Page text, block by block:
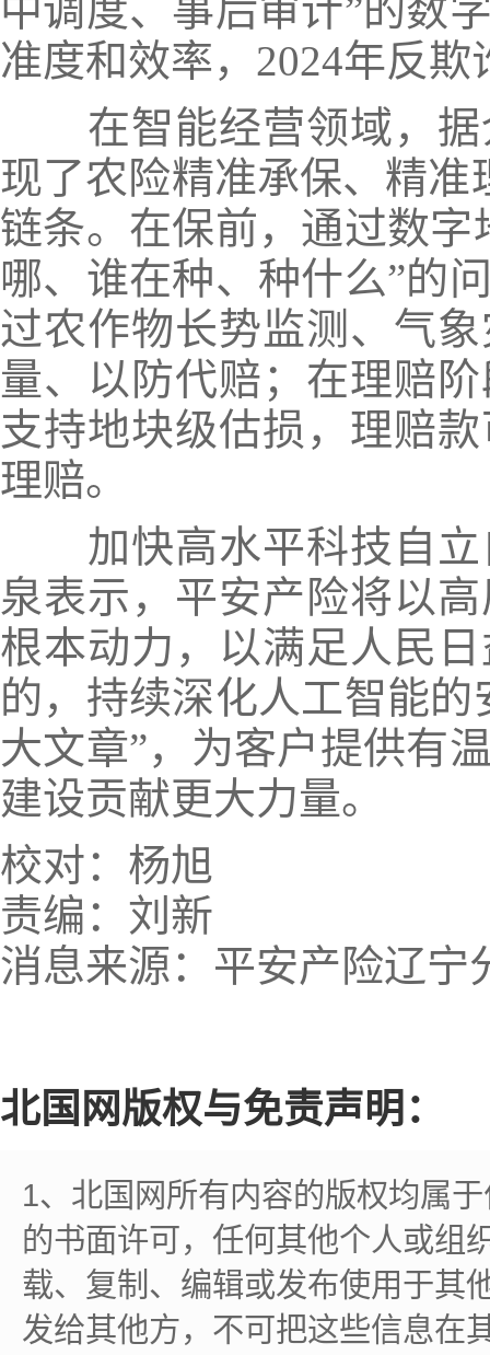
中调度、事后审计”的数
准度和效率，2024年反
在智能经营领域，
现了农险精准承保、精准
链条。 在保前，通过数字
哪、谁在种、种什么”的
过农作物长势监测、气
量、以防代赔；在理赔
支持地块级估损，理赔
理赔。
加快高水平科技自
泉表示，平安产险将以
根本动力，以满足人民
的，持续深化人工智能
大文章”，为客户提供有
建设贡献更大力量。
校对：杨旭
责编：刘新
消息来源：平安产险辽宁
北国网版权与免责声明：
1、北国网所有内容的版权均属
的书面许可，任何其他个人或组
载、复制、编辑或发布使用于其
发给其他方，不可把这些信息在